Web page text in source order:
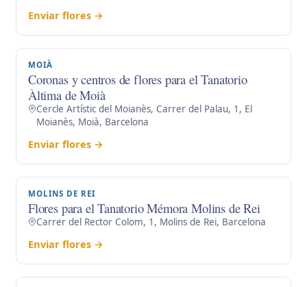
Enviar flores →
MOIÀ
Coronas y centros de flores para el Tanatorio
Àltima de Moià
Cercle Artístic del Moianès, Carrer del Palau, 1, El
Moianès, Moià, Barcelona
Enviar flores →
MOLINS DE REI
Flores para el Tanatorio Mémora Molins de Rei
Carrer del Rector Colom, 1, Molins de Rei, Barcelona
Enviar flores →